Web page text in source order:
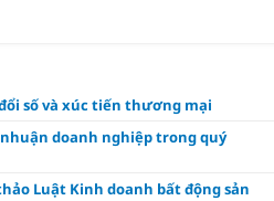
số và xúc tiến thương mại
doanh nghiệp trong quý
Luật Kinh doanh bất động sản